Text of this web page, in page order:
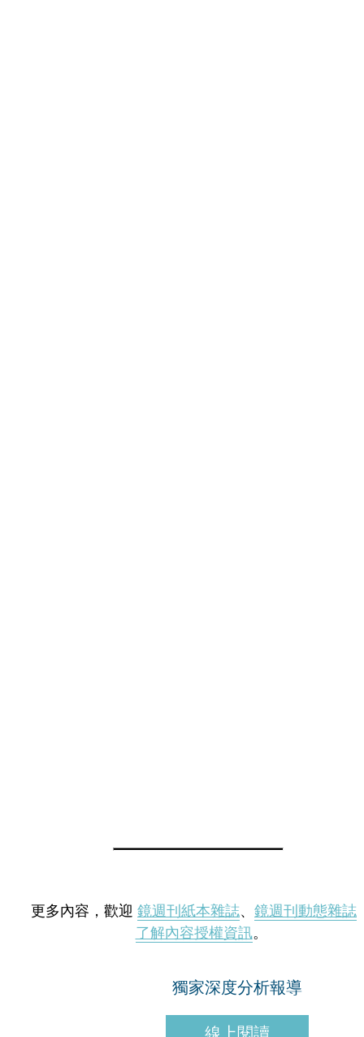
更多內容，歡迎 鏡週刊紙本雜誌、 鏡週刊動態雜誌
了解內容授權資訊。
獨家深度分析報導
線上閱讀